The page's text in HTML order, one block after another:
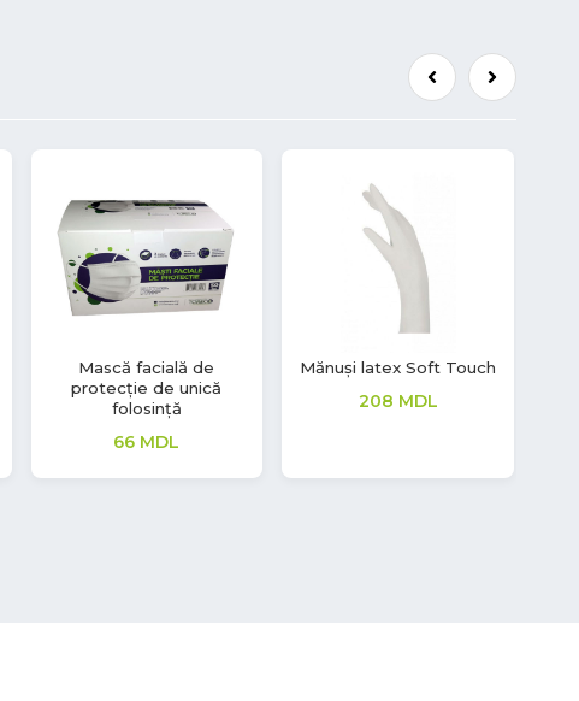
Mănuși latex Soft Touch
277MDL
Rola Prosoape Matic,
Tork